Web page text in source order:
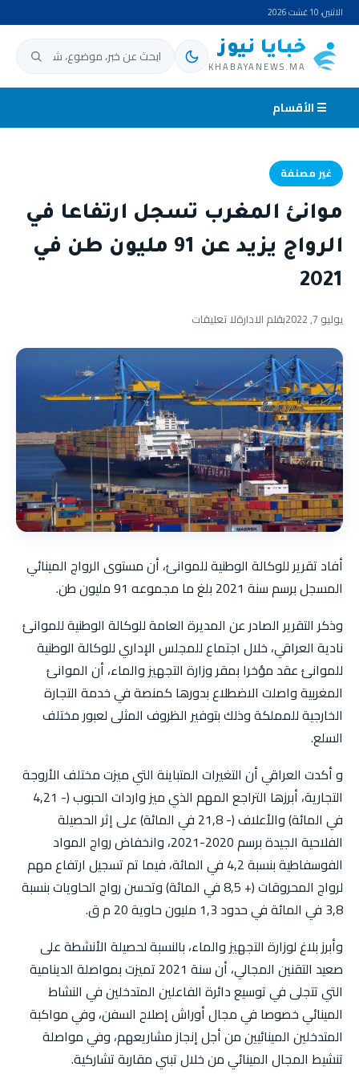
الاثنين، 10 غشت 2026
خبايا نيوز
KHABAYANEWS.MA ابحث عن:
☰ الأقسام
غير مصنفة
موانئ المغرب تسجل ارتفاعا في
الرواج يزيد عن 91 مليون طن في
2021
يوليو 7, 2022 بقلم الادارةلا تعليقات
أفاد تقرير للوكالة الوطنية للموانئ، أن مستوى الرواج المينائي
المسجل برسم سنة 2021 بلغ ما مجموعه 91 مليون طن.
وذكر التقرير الصادر عن المديرة العامة للوكالة الوطنية للموانئ
نادية العراقي، خلال اجتماع للمجلس الإداري للوكالة الوطنية
للموانئ عقد مؤخرا بمقر وزارة التجهيز والماء، أن الموانئ
المغربية واصلت الاضطلاع بدورها كمنصة في خدمة التجارة
الخارجية للمملكة وذلك بتوفير الظروف المثلى لعبور مختلف
السلع.
و أكدت العراقي أن التغيرات المتباينة التي ميزت مختلف الأروجة
التجارية، أبرزها التراجع المهم الذي ميز واردات الحبوب (- 4,21
في المائة) والأعلاف (- 21,8 في المائة) على إثر الحصيلة
الفلاحية الجيدة برسم 2020-2021، وانخفاض رواج المواد
الفوسفاطية بنسبة 4,2 في المائة، فيما تم تسجيل ارتفاع مهم
لرواج المحروقات (+ 8,5 في المائة) وتحسن رواج الحاويات بنسبة
3,8 في المائة في حدود 1,3 مليون حاوية 20 م ق.
وأبرز بلاغ لوزارة التجهيز والماء، بالنسبة لحصيلة الأنشطة على
صعيد التقنين المجالي، أن سنة 2021 تميزت بمواصلة الدينامية
التي تتجلى في توسيع دائرة الفاعلين المتدخلين في النشاط
المينائي خصوصا في مجال أوراش إصلاح السفن، وفي مواكبة
المتدخلين المينائيين من أجل إنجاز مشاريعهم، وفي مواصلة
تنشيط المجال المينائي من خلال تبني مقاربة تشاركية.